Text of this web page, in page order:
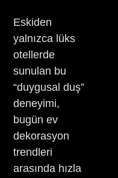
Eskiden
yalnızca lüks
otellerde
sunulan bu
“duygusal duş”
deneyimi,
bugün ev
dekorasyon
trendleri
arasında hızla